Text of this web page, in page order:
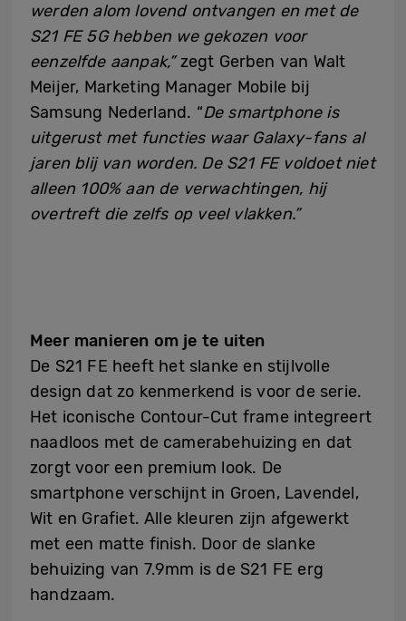
werden alom lovend ontvangen en met de
S21 FE 5G hebben we gekozen voor
eenzelfde aanpak,”zegt Gerben van Walt
Meijer, Marketing Manager Mobile bij
Samsung Nederland. “De smartphone is
uitgerust met functies waar Galaxy-fans al
jaren blij van worden. De S21 FE voldoet niet
alleen 100% aan de verwachtingen, hij
overtreft die zelfs op veel vlakken.”
Meer manieren om je te uiten
De S21 FE heeft het slanke en stijlvolle
design dat zo kenmerkend is voor de serie.
Het iconische Contour-Cut frame integreert
naadloos met de camerabehuizing en dat
zorgt voor een premium look. De
smartphone verschijnt in Groen, Lavendel,
Wit en Grafiet. Alle kleuren zijn afgewerkt
met een matte finish. Door de slanke
behuizing van 7.9mm is de S21 FE erg
handzaam.